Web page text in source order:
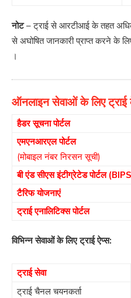
नोट– ट्राई से आरटीआई के तहत अधिक
से अघोषित जानकारी प्राप्त करने के
।
ऑनलाइन सेवाओं के लिए ट्राई
हैडर सूचना पोर्टल
एमएनआरएल पोर्टल
(मोबाइल नंबर निरसन सूची)
बी एंड सीएस इंटीग्रेटेड पोर्टल
टैरिफ योजनाएं
ट्राई एनालिटिक्स पोर्टल
विभिन्न सेवाओं के लिए ट्राई ऐप्स:
ट्राई सेवा
ट्राई चैनल चयनकर्ता